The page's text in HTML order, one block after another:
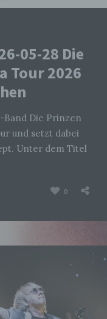
05-28 Die
Tour 2026
Band Die Prinzen
und setzt dabei
Unter dem Titel
0